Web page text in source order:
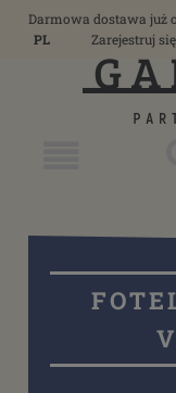
Darmowa dostawa już
PL
Zarejestruj się